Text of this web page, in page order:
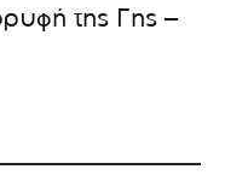
της Γης –